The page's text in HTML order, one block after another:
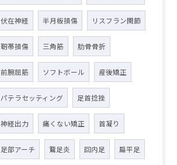
伏在神経 半月板損傷 リスフラン関節
靭帯損傷 三角筋 肋骨骨折
前腕屈筋 ソフトボール 産後矯正
パテラセッティング 足首捻挫
神経出力 痛くない矯正 首凝り
足部アーチ 鵞足炎 回内足 扁平足